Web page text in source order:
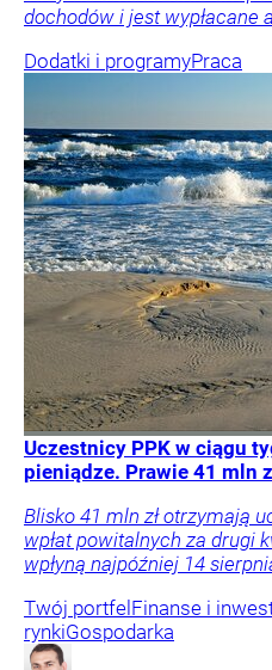
dochodów i jest wypłacane
Dodatki i programyPraca
Uczestnicy PPK w ciągu
pieniądze. Prawie 41 mln
Blisko 41 mln zł otrzymają
wpłat powitalnych za drugi
wpłyną najpóźniej 14
Twój portfelFinanse i
rynkiGospodarka